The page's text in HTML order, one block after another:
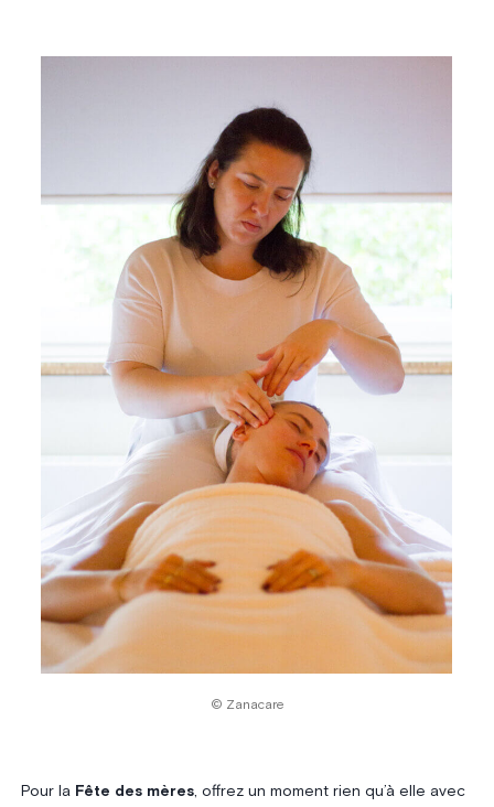
© Zanacare
Pour la Fête des mères, offrez un moment rien qu’à elle avec